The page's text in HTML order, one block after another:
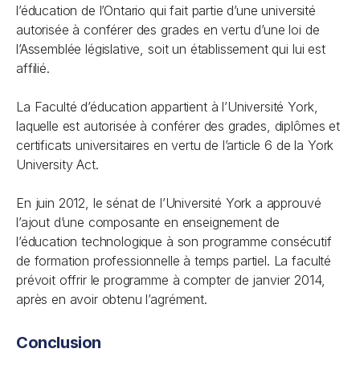
l’éducation de l’Ontario qui fait partie d’une université
autorisée à conférer des grades en vertu d’une loi de
l’Assemblée législative, soit un établissement qui lui est
affilié.
La Faculté d’éducation appartient à l’Université York,
laquelle est autorisée à conférer des grades, diplômes et
certificats universitaires en vertu de l’article 6 de la York
University Act.
En juin 2012, le sénat de l’Université York a approuvé
l’ajout d’une composante en enseignement de
l’éducation technologique à son programme consécutif
de formation professionnelle à temps partiel. La faculté
prévoit offrir le programme à compter de janvier 2014,
après en avoir obtenu l’agrément.
Conclusion